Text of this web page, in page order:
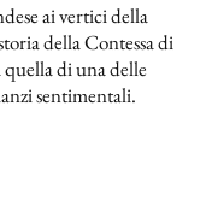
ai vertici della
della Contessa di
quella di una delle
sentimentali.